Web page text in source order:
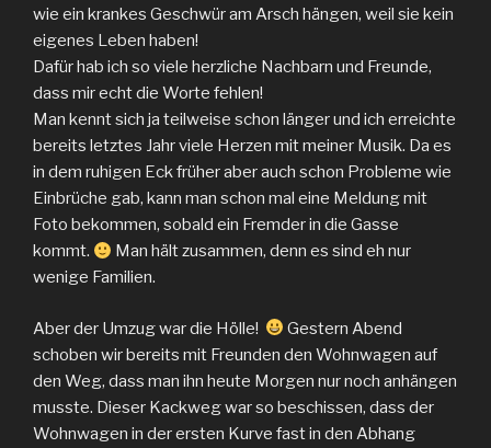
wie ein krankes Geschwür am Arsch hängen, weil sie kein
eigenes Leben haben!
Dafür hab ich so viele herzliche Nachbarn und Freunde,
dass mir echt die Worte fehlen!
Man kennt sich ja teilweise schon länger und ich erreichte
bereits letztes Jahr viele Herzen mit meiner Musik. Da es
in dem ruhigen Eck früher aber auch schon Probleme wie
Einbrüche gab, kann man schon mal eine Meldung mit
Foto bekommen, sobald ein Fremder in die Gasse
kommt.
Man hält zusammen, denn es sind eh nur
wenige Familien.
Aber der Umzug war die Hölle!
Gestern Abend
schoben wir bereits mit Freunden den Wohnwagen auf
den Weg, dass man ihn heute Morgen nur noch anhängen
musste. Dieser Kackweg war so beschissen, dass der
Wohnwagen in der ersten Kurve fast in den Abhang